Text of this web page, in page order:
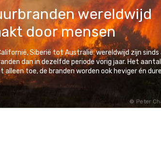
Peter
wereldwijd
door mensen
Siberië tot Australië: wereldwijd zijn sinds
dan in dezelfde periode vorig jaar. Het aantal